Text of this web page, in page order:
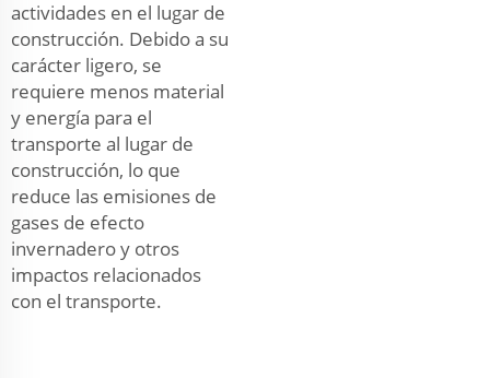
actividades en el lugar de
construcción. Debido a su
carácter ligero, se
requiere menos material
y energía para el
transporte al lugar de
construcción, lo que
reduce las emisiones de
gases de efecto
invernadero y otros
impactos relacionados
con el transporte.